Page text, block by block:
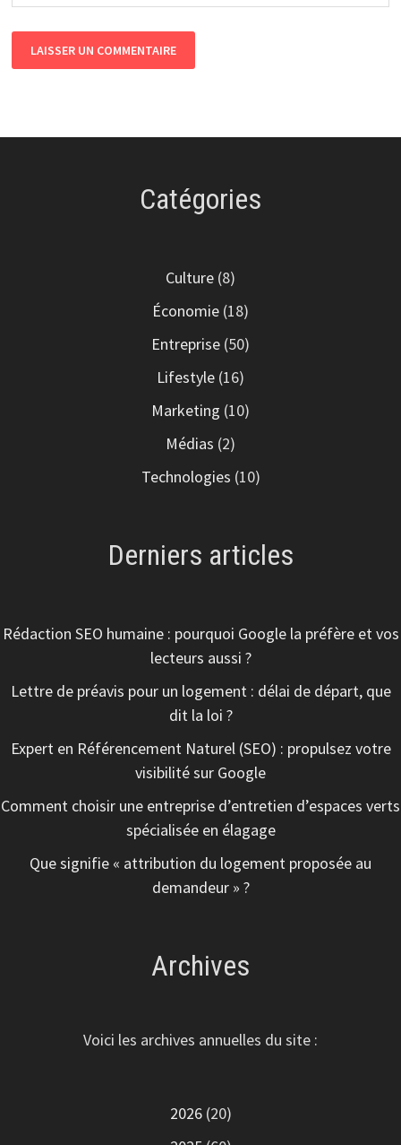
Catégories
Culture (8)
Économie (18)
Entreprise (50)
Lifestyle (16)
Marketing (10)
Médias (2)
Technologies (10)
Derniers articles
Rédaction SEO humaine : pourquoi Google la préfère et vos
lecteurs aussi ?
Lettre de préavis pour un logement : délai de départ, que
dit la loi ?
Expert en Référencement Naturel (SEO) : propulsez votre
visibilité sur Google
Comment choisir une entreprise d’entretien d’espaces verts
spécialisée en élagage
Que signifie « attribution du logement proposée au
demandeur » ?
Archives
Voici les archives annuelles du site :
2026(20)